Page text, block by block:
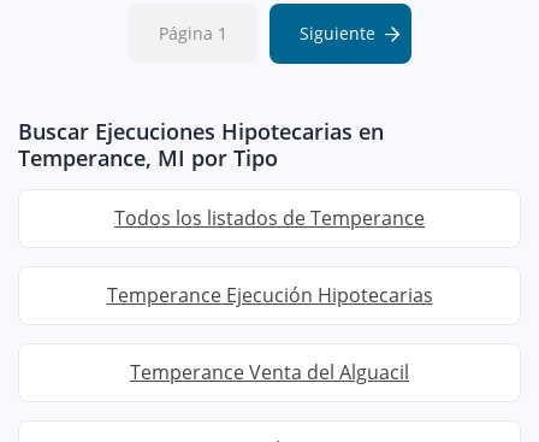
Página 1 Siguiente
Buscar Ejecuciones Hipotecarias en
Temperance, MI por Tipo
Todos los listados de Temperance
Temperance Ejecución Hipotecarias
Temperance Venta del Alguacil